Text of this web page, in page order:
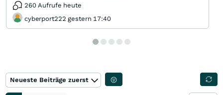
260 Aufrufe heute
cyberport222 gestern 17:40
Neueste Beiträge zuerst